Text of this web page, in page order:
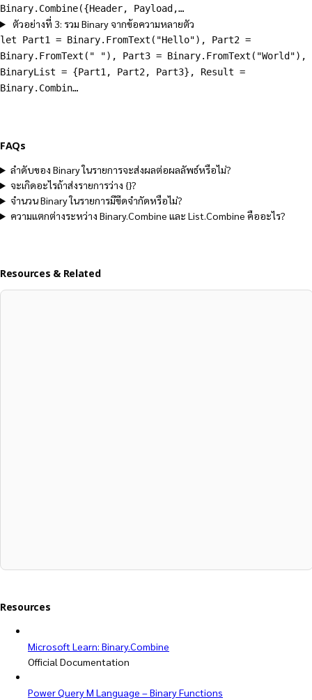
Binary.Combine({Header, Payload,…
ตัวอย่างที่ 3: รวม Binary จากข้อความหลายตัว
let Part1 = Binary.FromText("Hello"), Part2 =
Binary.FromText(" "), Part3 = Binary.FromText("World"),
BinaryList = {Part1, Part2, Part3}, Result =
Binary.Combin…
FAQs
ลำดับของ Binary ในรายการจะส่งผลต่อผลลัพธ์หรือไม่?
จะเกิดอะไรถ้าส่งรายการว่าง {}?
จำนวน Binary ในรายการมีขีดจำกัดหรือไม่?
ความแตกต่างระหว่าง Binary.Combine และ List.Combine คืออะไร?
Resources & Related
Resources
Microsoft Learn: Binary.Combine
Official Documentation
Power Query M Language – Binary Functions